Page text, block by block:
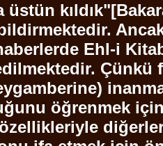
Ehl-i
Çünkü
öğrenmek
özellikleriyle